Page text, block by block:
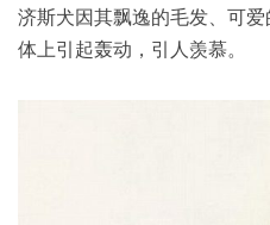
济斯犬因其飘逸的毛发、可
体上引起轰动，引人羡慕。